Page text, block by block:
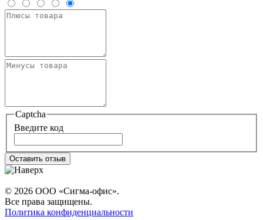
Captcha
Введите код
Оставить отзыв
© 2026 ООО «Сигма-офис».
Все права защищены.
Политика конфиденциальности